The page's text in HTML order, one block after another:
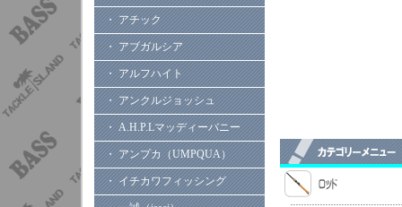
・ アチック
・ アブガルシア
・ アルフハイト
・ アンクルジョッシュ
・ A.H.P.Lマッディーバニー
・ アンプカ（UMPQUA）
・ イチカワフィッシング